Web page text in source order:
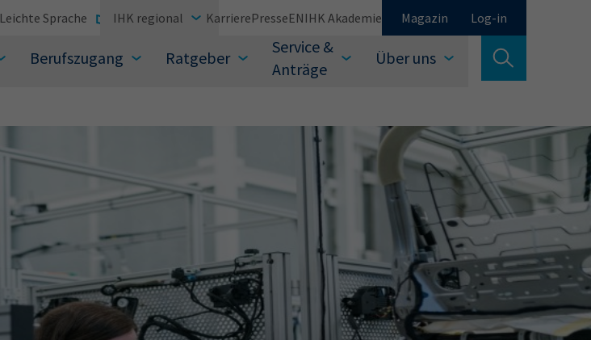
Berufszugang Ratgeber
Service &
Anträge
Über uns
Leichte Sprache IHK regional KarrierePresseEN IHK Akademie Magazin Log-in
Schließen
Suche verlassen
Suchen